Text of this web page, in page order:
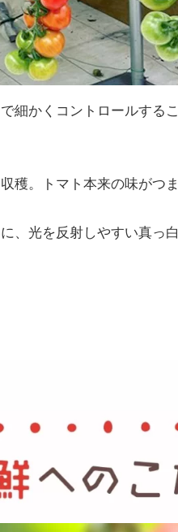
細かくコントロールする
穫。トマト本来の味がつま
、光を反射しやすい真っ